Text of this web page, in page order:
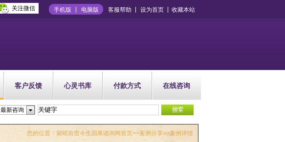
关注微信 手机版 电脑版 客服帮助 设为首页 收藏本站
客户反馈 心灵书库 付款方式 在线咨询
最新咨询
您的位置： 紫晴前世今生因果谘询网首页>>案例分享>>案例详情